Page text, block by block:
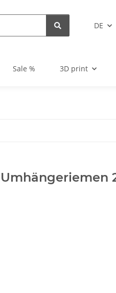
DE
Sale % 3D print